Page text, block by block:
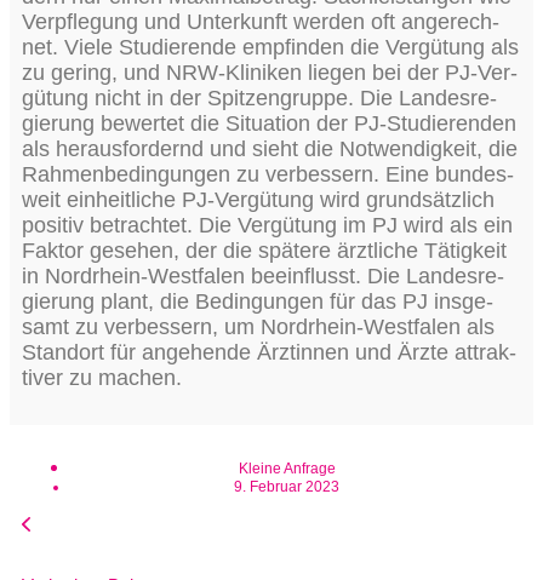
Ver­pfle­gung und Unter­kunft wer­den oft ange­rech­
net. Vie­le Stu­die­ren­de emp­fin­den die Ver­gü­tung als
zu gering, und NRW-Kli­ni­ken lie­gen bei der PJ-Ver­
gü­tung nicht in der Spit­zen­grup­pe. Die Lan­des­re­
gie­rung bewer­tet die Situa­ti­on der PJ-Stu­die­ren­den
als her­aus­for­dernd und sieht die Not­wen­dig­keit, die
Rah­men­be­din­gun­gen zu ver­bes­sern. Eine bun­des­
weit ein­heit­li­che PJ-Ver­gü­tung wird grund­sätz­lich
posi­tiv betrach­tet. Die Ver­gü­tung im PJ wird als ein
Fak­tor gese­hen, der die spä­te­re ärzt­li­che Tätig­keit
in Nord­rhein-West­fa­len beein­flusst. Die Lan­des­re­
gie­rung plant, die Bedin­gun­gen für das PJ ins­ge­
samt zu ver­bes­sern, um Nord­rhein-West­fa­len als
Stand­ort für ange­hen­de Ärz­tin­nen und Ärz­te attrak­
ti­ver zu machen.
Kleine Anfrage
9. Februar 2023